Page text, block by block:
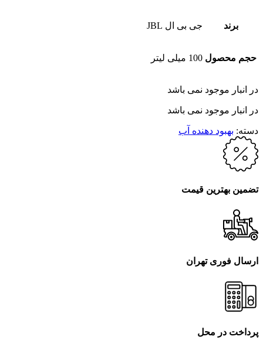
برند جی بی ال JBL
حجم محصول 100 میلی لیتر
در انبار موجود نمی باشد
در انبار موجود نمی باشد
دسته: بهبود دهنده آب
تضمین بهترین قیمت
ارسال فوری تهران
پرداخت در محل